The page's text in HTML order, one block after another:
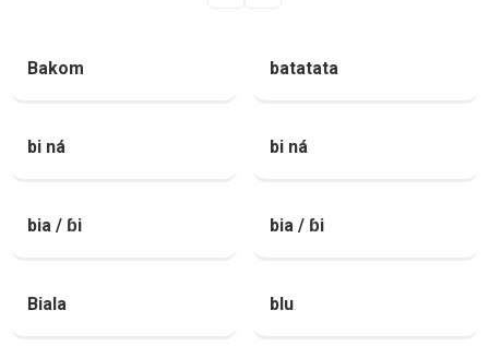
Bakom batatata
bi ná bi ná
bia / ɓi bia / ɓi
Biala blu